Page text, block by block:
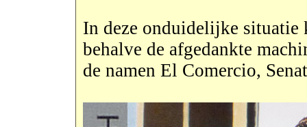
In deze onduidelijke situatie
behalve de afgedankte
de namen El Comercio,